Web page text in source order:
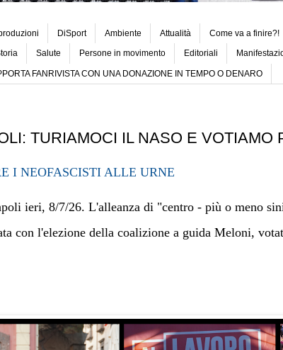
DiSport Ambiente Attualità Come va a finire?!
Salute Persone in movimento Editoriali
FANRIVISTA CON UNA DONAZIONE IN TEMPO O DENARO
TURIAMOCI IL NASO E VOTIAMO
I NEOFASCISTI ALLE URNE
ieri, 8/7/26. L'alleanza di "centro - più o meno
con l'elezione della coalizione a guida Meloni,